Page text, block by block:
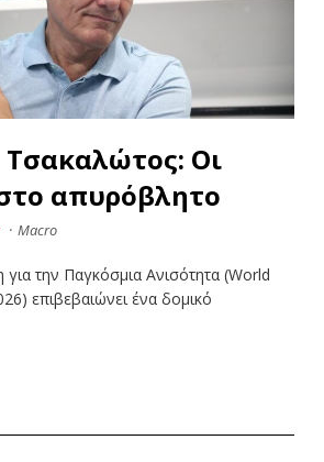
Τσακαλώτος: Οι
απυρόβλητο
· Macro
για την Παγκόσμια Ανισότητα (World
επιβεβαιώνει ένα δομικό